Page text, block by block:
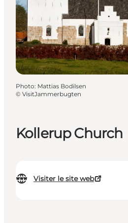
Hébergements
Planifiez votre voyage
Kollerup Church
Visiter le site web
Photo: Mattias Bodilsen
© VisitJammerbugten